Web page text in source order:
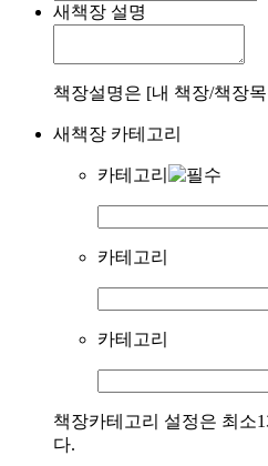
새책장 설명
책장설명은 [내 책장/책장
새책장 카테고리
카테고리
카테고리
카테고리
책장카테고리 설정은 최소
다.